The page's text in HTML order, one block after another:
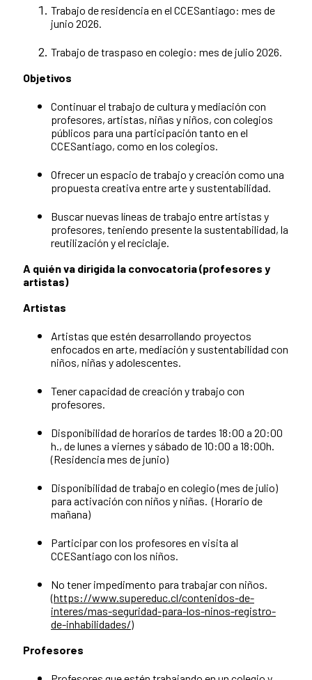
Trabajo de residencia en el CCESantiago: mes de
junio 2026.
Trabajo de traspaso en colegio: mes de julio 2026.
Objetivos
Continuar el trabajo de cultura y mediación con
profesores, artistas, niñas y niños, con colegios
públicos para una participación tanto en el
CCESantiago, como en los colegios.
Ofrecer un espacio de trabajo y creación como una
propuesta creativa entre arte y sustentabilidad.
Buscar nuevas líneas de trabajo entre artistas y
profesores, teniendo presente la sustentabilidad, la
reutilización y el reciclaje.
A quién va dirigida la convocatoria (profesores y
artistas)
Artistas
Artistas que estén desarrollando proyectos
enfocados en arte, mediación y sustentabilidad con
niños, niñas y adolescentes.
Tener capacidad de creación y trabajo con
profesores.
Disponibilidad de horarios de tardes 18:00 a 20:00
h., de lunes a viernes y sábado de 10:00 a 18:00h.
(Residencia mes de junio)
Disponibilidad de trabajo en colegio (mes de julio)
para activación con niños y niñas. (Horario de
mañana)
Participar con los profesores en visita al
CCESantiago con los niños.
No tener impedimento para trabajar con niños.
(https://www.supereduc.cl/contenidos-de-
interes/mas-seguridad-para-los-ninos-registro-
de-inhabilidades/)
Profesores